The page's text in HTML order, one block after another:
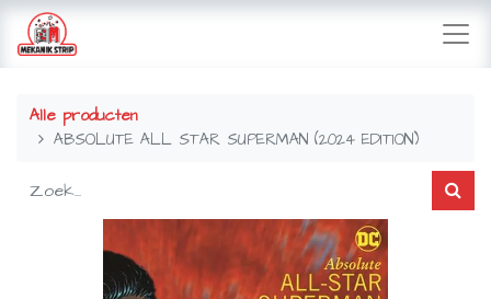
Alle producten
ABSOLUTE ALL STAR SUPERMAN (2024 EDITION)